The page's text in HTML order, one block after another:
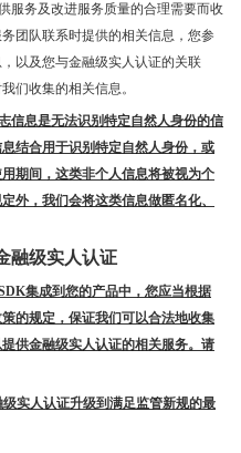
服务及改进服务质量的合理需要而收
团队联系时提供的相关信息，您参
以及您与金融级实人认证的关联
们收集的相关信息。
信息是无法识别特定自然人身份的信
结合用于识别特定自然人身份，或
期间，这类非个人信息将被视为个
外，我们会将这类信息做匿名化、
融级实人认证
集成到您的产品中，您应当根据
的规定，保证我们可以合法地收集
供金融级实人认证的相关服务。请
实人认证升级到满足监管新规的最